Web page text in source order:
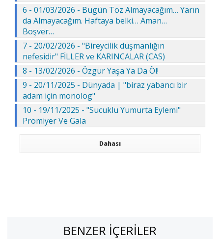
6 - 01/03/2026 - Bugün Toz Almayacağım… Yarın
da Almayacağım. Haftaya belki… Aman…
Boşver…
7 - 20/02/2026 - "Bireycilik düşmanlığın
nefesidir" FİLLER ve KARINCALAR (CAS)
8 - 13/02/2026 - Özgür Yaşa Ya Da Öl!
9 - 20/11/2025 - Dünyada | "biraz yabancı bir
adam için monolog"
10 - 19/11/2025 - "Sucuklu Yumurta Eylemi"
Prömiyer Ve Gala
Dahası
BENZER İÇERILER